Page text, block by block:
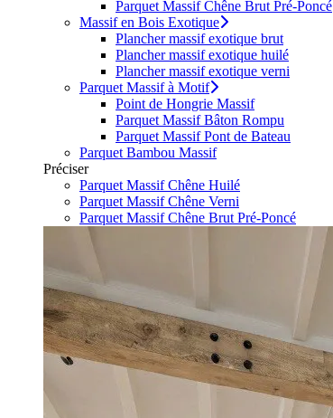
Parquet Massif Chêne Brut Pré-Poncé
Massif en Bois Exotique
Plancher massif exotique brut
Plancher massif exotique huilé
Plancher massif exotique verni
Parquet Massif à Motif
Point de Hongrie Massif
Parquet Massif Bâton Rompu
Parquet Massif Pont de Bateau
Parquet Bambou Massif
Préciser
Parquet Massif Chêne Huilé
Parquet Massif Chêne Verni
Parquet Massif Chêne Brut Pré-Poncé